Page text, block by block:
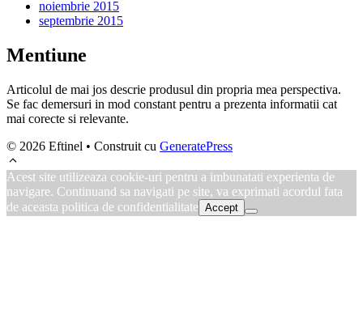
noiembrie 2015
septembrie 2015
Mentiune
Articolul de mai jos descrie produsul din propria mea perspectiva.
Se fac demersuri in mod constant pentru a prezenta informatii cat
mai corecte si relevante.
© 2026 Eftinel • Construit cu GeneratePress
Acest site utilizeaza cookie-uri pentru a imbunatati experienta de
navigare. Continuand sa navigati pe site, va exprimati acordul fata
de aceasta politica de confidentialitate Accept